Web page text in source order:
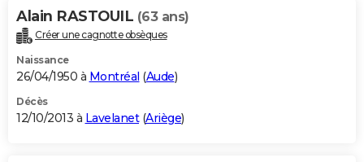
Alain RASTOUIL (63 ans)
Créer une cagnotte obsèques
Naissance
26/04/1950 à Montréal (Aude)
Décès
12/10/2013 à Lavelanet(Ariège)